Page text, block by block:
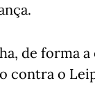
de forma
contra o